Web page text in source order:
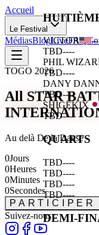
Accueil
Le Festival
MédiasBlogLiveFAQ
TOGO 2026
All STAR
Au delà De la Danse
0Jours
0Heures
0Minutes
0Secondes
PARTICIPER
Suivez-nous :
VICTOR
--
TBD----
PHIL
TBD----
DANY
TBD----
SHIGEKIX
TBD----
QUARTS
TBD----
TBD----
TBD----
TBD----
DEMI-